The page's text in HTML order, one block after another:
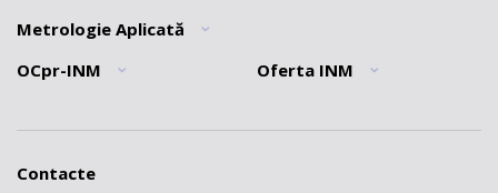
Noutăți
Structura INM
Cooperare
Informatii generale
Secția Documente normative
Metrologie Aplicată
Informatii generale
OCpr-INM
Documente
Oferta INM
Contacte